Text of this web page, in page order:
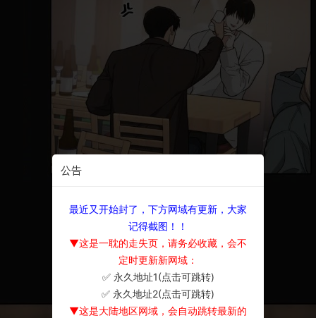
公告
最近又开始封了，下方网域有更新，大家
记得截图！！
▼这是一耽的走失页，请务必收藏，会不
定时更新新网域：
✅ 永久地址1(点击可跳转)
✅ 永久地址2(点击可跳转)
▼这是大陆地区网域，会自动跳转最新的